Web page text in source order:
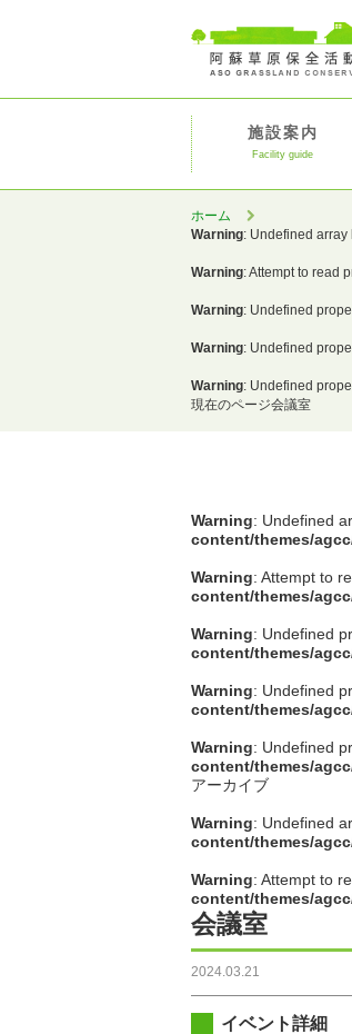
施設案内
Facility guide
ホーム
Warning: Undefined array
Warning: Attempt to read
Warning: Undefined
Warning: Undefined
Warning: Undefined
現在のページ会議室
Warning: Undefined
content/themes/
Warning: Attempt to
content/themes/
Warning: Undefined
content/themes/
Warning: Undefined
content/themes/
Warning: Undefined
content/themes/
アーカイブ
Warning: Undefined
content/themes/
Warning: Attempt to
content/themes/
会議室
2024.03.21
イベント詳細